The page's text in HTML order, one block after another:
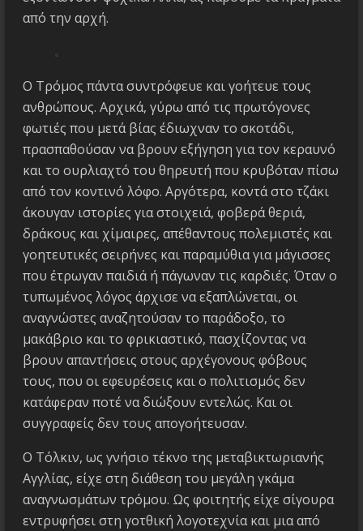
από την αρχή.
Ο Τρόμος πάντα συντρόφευε και γοήτευε τους
ανθρώπους. Αρχικά, γύρω από τις πρωτόγονες
φωτιές που μετά βίας έδιωχναν το σκοτάδι,
πρασπαθούσαν να βρουν εξήγηση για τον κεραυνό
και το ουρλιαχτό του θηρευτή που κρυβόταν πίσω
από τον κοντινό λόφο. Αργότερα, κοντά στο τζάκι
άκουγαν ιστορίες για στοιχειά, φοβερά θεριά,
δράκους και χίμαιρες, απέθαντους πολεμιστές και
γοητευτικές σειρήνες και παραμύθια για μάγισσες
που έτρωγαν παιδιά ή πάγωναν τις καρδιές. Όταν ο
τυπωμένος λόγος άρχισε να εξαπλώνεται, οι
αναγνώστες αναζητούσαν το παράδοξο, το
μακάβριο και το φρικιαστικό, πασχίζοντας να
βρουν απαντήσεις στους αρχέγονους φόβους
τους, που οι εφευρέσεις και ο πολιτισμός δεν
κατάφεραν ποτέ να διώξουν εντελώς. Και οι
συγγραφείς δεν τους απογοήτευσαν.
Ο Τόλκιν, ως γνήσιο τέκνο της μεταβικτωριανής
Αγγλίας, είχε στη διάθεση του μεγάλη γκάμα
αναγνωσμάτων τρόμου. Ως φοιτητής είχε σίγουρα
εντρυφήσει στη γοτθική λογοτεχνία και μια από